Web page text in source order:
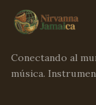
Conectando al
música.